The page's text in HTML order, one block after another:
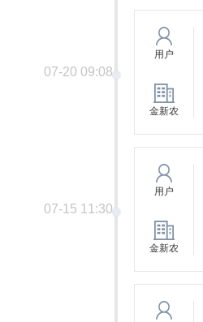
07-20 09:08
用户
金新农
07-15 11:30
用户
金新农